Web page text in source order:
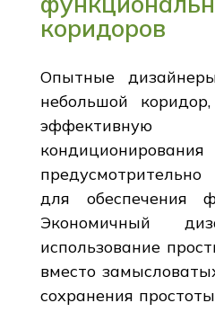
коридоров
Опытные
небольшой
для обеспечения
Экономичный
использование
вместо
сохранения